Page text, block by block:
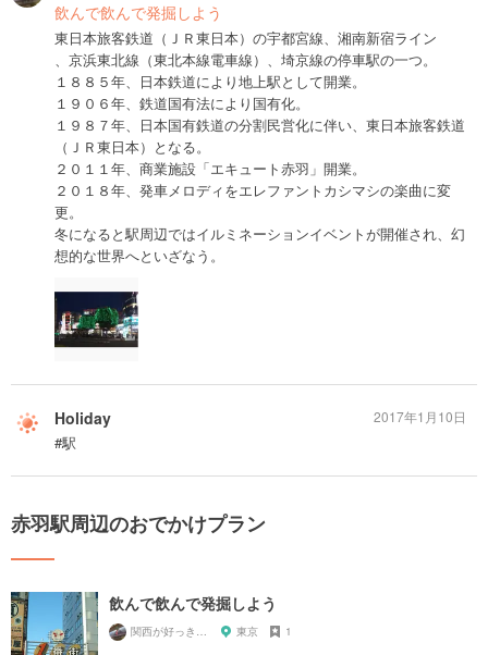
飲んで飲んで発掘しよう
東日本旅客鉄道（ＪＲ東日本）の宇都宮線、湘南新宿ライン
、京浜東北線（東北本線電車線）、埼京線の停車駅の一つ。
１８８５年、日本鉄道により地上駅として開業。
１９０６年、鉄道国有法により国有化。
１９８７年、日本国有鉄道の分割民営化に伴い、東日本旅客鉄道
（ＪＲ東日本）となる。
２０１１年、商業施設「エキュート赤羽」開業。
２０１８年、発車メロディをエレファントカシマシの楽曲に変
更。
冬になると駅周辺ではイルミネーションイベントが開催され、幻
想的な世界へといざなう。
Holiday
#駅
2017年1月10日
赤羽駅周辺のおでかけプラン
飲んで飲んで発掘しよう
関西が好っきゃねん 東京 1